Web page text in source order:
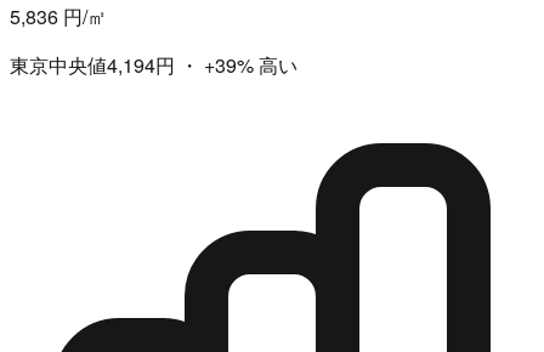
5,836 円/㎡
東京中央値4,194円 ・ +39%高い